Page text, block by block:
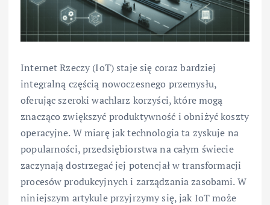
Internet Rzeczy (IoT) staje się coraz bardziej
integralną częścią nowoczesnego przemysłu,
oferując szeroki wachlarz korzyści, które mogą
znacząco zwiększyć produktywność i obniżyć koszty
operacyjne. W miarę jak technologia ta zyskuje na
popularności, przedsiębiorstwa na całym świecie
zaczynają dostrzegać jej potencjał w transformacji
procesów produkcyjnych i zarządzania zasobami. W
niniejszym artykule przyjrzymy się, jak IoT może